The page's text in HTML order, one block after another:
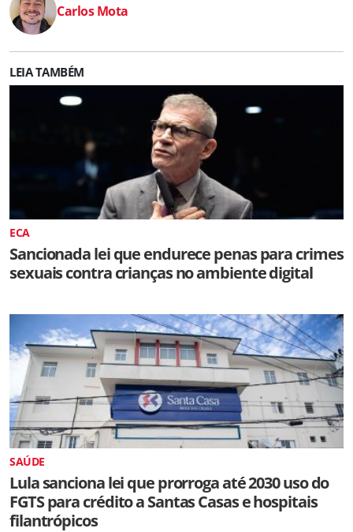
Carlos Mota
LEIA TAMBÉM
ECA
Sancionada lei que endurece penas para crimes
sexuais contra crianças no ambiente digital
SAÚDE
Lula sanciona lei que prorroga até 2030 uso do
FGTS para crédito a Santas Casas e hospitais
filantrópicos